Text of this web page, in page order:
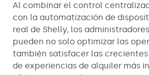
Al combinar el control
con la automatización de
real de Shelly, los
pueden no solo optimizar las
también satisfacer las
de experiencias de alquiler más